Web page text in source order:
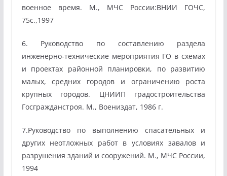
военное время. М., МЧС России:ВНИИ ГОЧС,
75с.,1997
6. Руководство по составлению раздела
инженерно-технические мероприятия ГО в схемах
и проектах районной планировки, по развитию
малых, средних городов и ограничению роста
крупных городов. ЦНИИП градостроительства
Госгражданстроя. М., Воениздат, 1986 г.
7.Руководство по выполнению спасательных и
других неотложных работ в условиях завалов и
разрушения зданий и сооружений. М., МЧС России,
1994